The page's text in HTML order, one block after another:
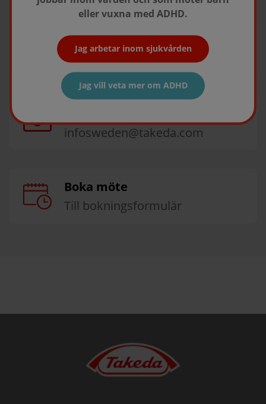
Ring oss
08 - 731 28 00
infosweden@takeda.com
Boka möte
Till bokningsformulär
eller vuxna med ADHD.
Jag arbetar inom sjukvården
Jag vill veta mer om ADHD